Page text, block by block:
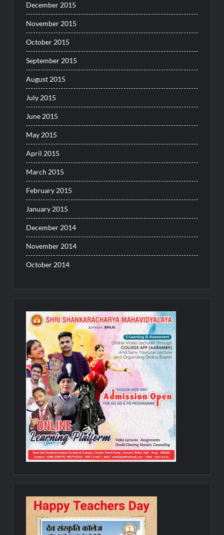
December 2015
November 2015
October 2015
September 2015
August 2015
July 2015
June 2015
May 2015
April 2015
March 2015
February 2015
January 2015
December 2014
November 2014
October 2014